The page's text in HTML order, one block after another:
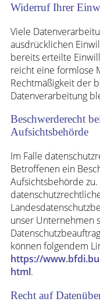
Widerruf Ihrer
Viele
ausdrücklichen
bereits erteilte
reicht eine formlose
Rechtmäßigkeit der
Datenverarbeitung
Beschwerderecht
Aufsichtsbehörde
Im Falle
Betroffenen ein
Aufsichtsbehörde
unser Unternehmen
können folgendem
https://
html.
Recht auf